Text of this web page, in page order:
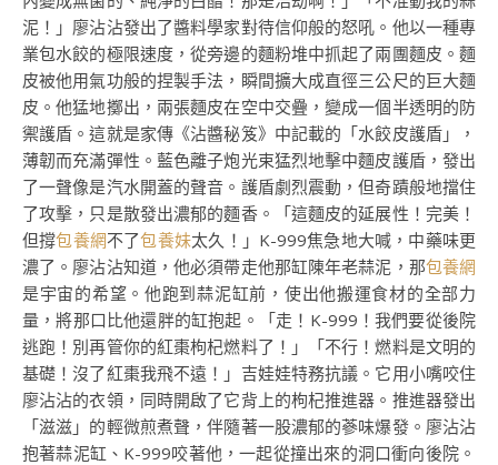
泥！」廖沾沾發出了醬料學家對待信仰般的怒吼。他以一種專
業包水餃的極限速度，從旁邊的麵粉堆中抓起了兩團麵皮。麵
皮被他用氣功般的捏製手法，瞬間擴大成直徑三公尺的巨大麵
皮。他猛地擲出，兩張麵皮在空中交疊，變成一個半透明的防
禦護盾。這就是家傳《沾醬秘笈》中記載的「水餃皮護盾」，
薄韌而充滿彈性。藍色離子炮光束猛烈地擊中麵皮護盾，發出
了一聲像是汽水開蓋的聲音。護盾劇烈震動，但奇蹟般地擋住
了攻擊，只是散發出濃郁的麵香。「這麵皮的延展性！完美！
但撐包養網不了包養妹太久！」K-999焦急地大喊，中藥味更
濃了。廖沾沾知道，他必須帶走他那缸陳年老蒜泥，那包養網
是宇宙的希望。他跑到蒜泥缸前，使出他搬運食材的全部力
量，將那口比他還胖的缸抱起。「走！K-999！我們要從後院
逃跑！別再管你的紅棗枸杞燃料了！」「不行！燃料是文明的
基礎！沒了紅棗我飛不遠！」吉娃娃特務抗議。它用小嘴咬住
廖沾沾的衣領，同時開啟了它背上的枸杞推進器。推進器發出
「滋滋」的輕微煎煮聲，伴隨著一股濃郁的蔘味爆發。廖沾沾
抱著蒜泥缸、K-999咬著他，一起從撞出來的洞口衝向後院。